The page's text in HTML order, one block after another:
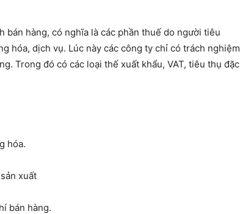
hàng, có nghĩa là các phần thuế do người tiêu
hóa, dịch vụ. Lúc này các công ty chỉ có trách nghiệm
Trong đó có các loại thế xuất khẩu, VAT, tiêu thụ đặc
hóa.
xuất
bán hàng.